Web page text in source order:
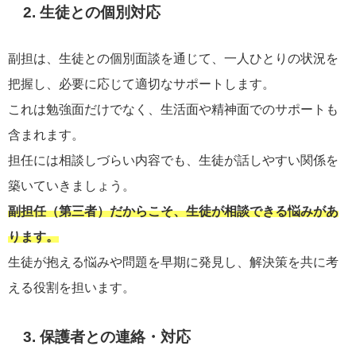
2. 生徒との個別対応
副担は、生徒との個別面談を通じて、一人ひとりの状況を
把握し、必要に応じて適切なサポートします。
これは勉強面だけでなく、生活面や精神面でのサポートも
含まれます。
担任には相談しづらい内容でも、生徒が話しやすい関係を
築いていきましょう。
副担任（第三者）だからこそ、生徒が相談できる悩みがあ
ります。
生徒が抱える悩みや問題を早期に発見し、解決策を共に考
える役割を担います。
3. 保護者との連絡・対応